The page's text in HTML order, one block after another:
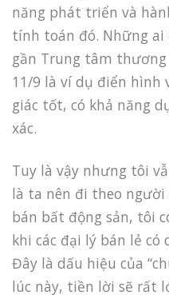
năng phát triển và
tính toán đó. Những
gần Trung tâm
11/9 là ví dụ điển hình
giác tốt, có khả năng
xác.
Tuy là vậy nhưng tôi
là ta nên đi theo người
bán bất động sản, tôi
khi các đại lý bán lẻ có
Đây là dấu hiệu của
lúc này, tiền lời sẽ rất